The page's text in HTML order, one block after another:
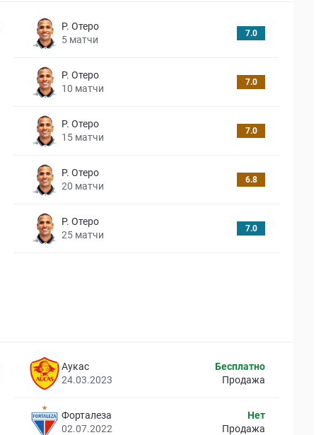
Р. Отеро
5 матчи
7.0
Р. Отеро
10 матчи
7.0
Р. Отеро
15 матчи
7.0
Р. Отеро
20 матчи
6.8
Р. Отеро
25 матчи
7.0
Аукас
24.03.2023
Бесплатно
Продажа
Форталеза
02.07.2022
Нет
Продажа